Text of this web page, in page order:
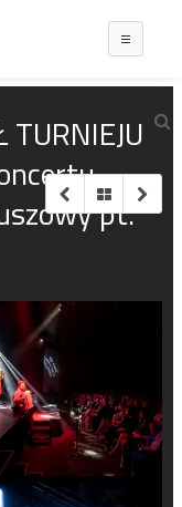
pt.